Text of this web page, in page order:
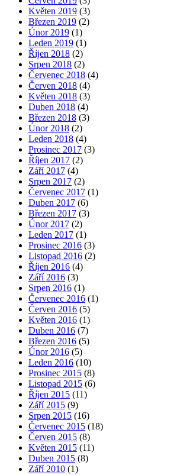
Květen 2019 (3)
Březen 2019 (2)
Únor 2019 (1)
Leden 2019 (1)
Říjen 2018 (2)
Srpen 2018 (2)
Červenec 2018 (4)
Červen 2018 (4)
Květen 2018 (3)
Duben 2018 (4)
Březen 2018 (3)
Únor 2018 (2)
Leden 2018 (4)
Prosinec 2017 (3)
Říjen 2017 (2)
Září 2017 (4)
Srpen 2017 (2)
Červenec 2017 (1)
Duben 2017 (6)
Březen 2017 (3)
Únor 2017 (2)
Leden 2017 (1)
Prosinec 2016 (3)
Listopad 2016 (2)
Říjen 2016 (4)
Září 2016 (3)
Srpen 2016 (1)
Červenec 2016 (1)
Červen 2016 (5)
Květen 2016 (1)
Duben 2016 (7)
Březen 2016 (5)
Únor 2016 (5)
Leden 2016 (10)
Prosinec 2015 (8)
Listopad 2015 (6)
Říjen 2015 (11)
Září 2015 (9)
Srpen 2015 (16)
Červenec 2015 (18)
Červen 2015 (8)
Květen 2015 (11)
Duben 2015 (8)
Září 2010 (1)